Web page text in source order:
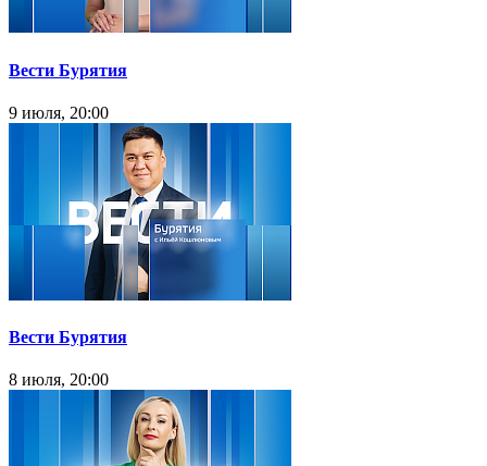
Вести Бурятия
9 июля, 20:00
Вести Бурятия
8 июля, 20:00